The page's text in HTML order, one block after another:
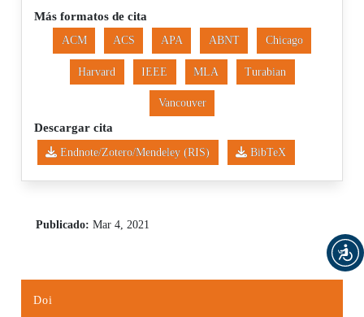
Más formatos de cita
ACM ACS APA ABNT Chicago
Harvard IEEE MLA Turabian
Vancouver
Descargar cita
Endnote/Zotero/Mendeley (RIS) BibTeX
Publicado: Mar 4, 2021
Doi